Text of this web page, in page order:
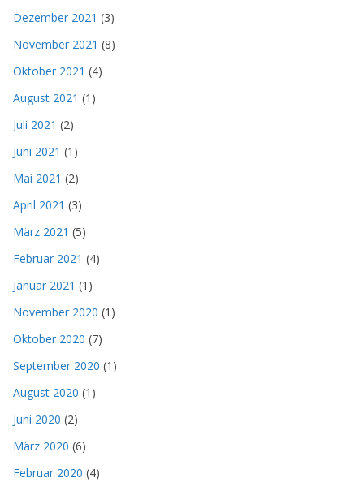
Dezember 2021 (3)
November 2021 (8)
Oktober 2021 (4)
August 2021 (1)
Juli 2021 (2)
Juni 2021 (1)
Mai 2021 (2)
April 2021 (3)
März 2021 (5)
Februar 2021 (4)
Januar 2021 (1)
November 2020 (1)
Oktober 2020 (7)
September 2020 (1)
August 2020 (1)
Juni 2020 (2)
März 2020 (6)
Februar 2020 (4)